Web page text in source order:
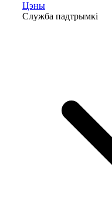
Цэны
Служба падтрымкі